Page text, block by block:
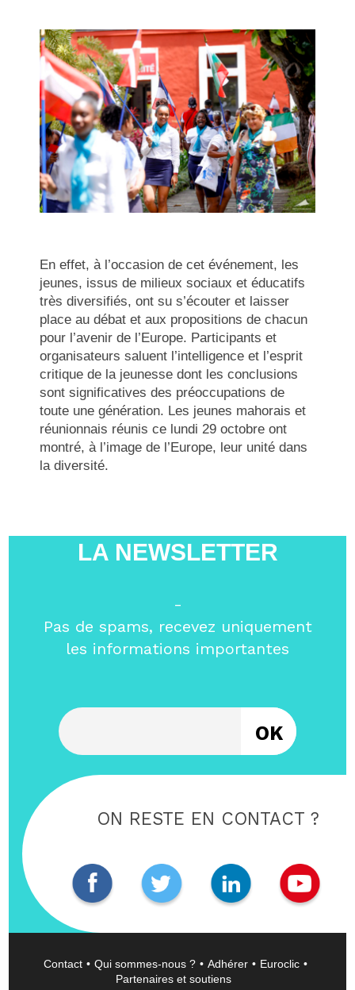
En effet, à l’occasion de cet événement, les
jeunes, issus de milieux sociaux et éducatifs
très diversifiés, ont su s’écouter et laisser
place au débat et aux propositions de chacun
pour l’avenir de l’Europe. Participants et
organisateurs saluent l’intelligence et l’esprit
critique de la jeunesse dont les conclusions
sont significatives des préoccupations de
toute une génération. Les jeunes mahorais et
réunionnais réunis ce lundi 29 octobre ont
montré, à l’image de l’Europe, leur unité dans
la diversité.
LA NEWSLETTER
-
Pas de spams, recevez uniquement
les informations importantes
ON RESTE EN CONTACT ?
Contact Qui sommes-nous ? Adhérer
Euroclic
Partenaires et soutiens